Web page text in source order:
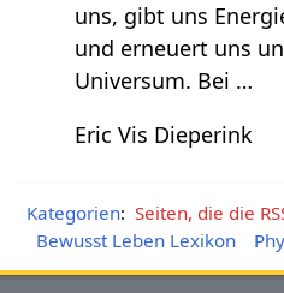
uns, gibt uns
und erneuert uns
Universum. Bei …
Eric Vis Dieperink
Kategorien: Seiten, die die
Bewusst Leben Lexikon